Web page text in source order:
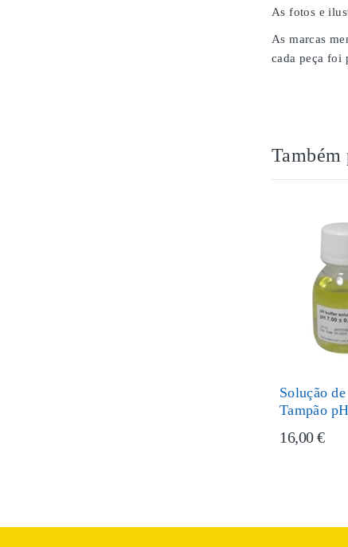
As fotos e
As marcas
cada peça foi
Também
Solução
Tampão
16,00 €